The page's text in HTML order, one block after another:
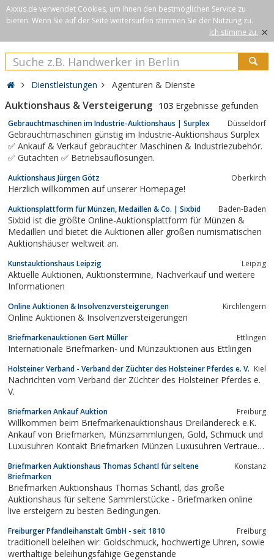
Axxus.de verwendet Cookies, um Ihnen den bestmöglichen Service zu
bieten. Wenn Sie auf der Seite weitersurfen stimmen Sie der Nutzung zu.
Ich stimme zu. ×
Dienstleistungen Agenturen & Dienste
Auktionshaus & Versteigerung 103 Ergebnisse gefunden
Gebrauchtmaschinen im Industrie-Auktionshaus | Surplex Düsseldorf
Gebrauchtmaschinen günstig im Industrie-Auktionshaus Surplex
✅ Ankauf & Verkauf gebrauchter Maschinen & Industriezubehör.
✅ Gutachten ✅ Betriebsauflösungen.
Auktionshaus Jürgen Götz Oberkirch
Herzlich willkommen auf unserer Homepage!
Auktionsplattform für Münzen, Medaillen & Co. | Sixbid Baden-Baden
Sixbid ist die größte Online-Auktionsplattform für Münzen &
Medaillen und bietet die Auktionen aller großen numismatischen
Auktionshäuser weltweit an.
Kunstauktionshaus Leipzig Leipzig
Aktuelle Auktionen, Auktionstermine, Nachverkauf und weitere
Informationen
Online Auktionen & Insolvenzversteigerungen Kirchlengern
Online Auktionen & Insolvenzversteigerungen
Briefmarkenauktionen Gert Müller Ettlingen
Internationale Briefmarken- und Münzauktionen aus Ettlingen
Holsteiner Verband - Verband der Züchter des Holsteiner Pferdes e. V. Kiel
Nachrichten vom Verband der Züchter des Holsteiner Pferdes e.
V.
Briefmarken Ankauf Auktion Freiburg
Willkommen beim Briefmarkenauktionshaus Dreiländereck e.K.
Ankauf von Briefmarken, Münzsammlungen, Gold, Schmuck und
Luxusuhren Kontakt Briefmarken Münzen Luxusuhren Vertrauen
Luxusuhren verkaufen?Sie haben eine Erbschaft gemacht und
wollen diese jetztschätzen oder...
Briefmarken Auktionshaus Thomas Schantl für seltene
Briefmarken
Konstanz
Briefmarken Auktionshaus Thomas Schantl, das große
Auktionshaus für seltene Sammlerstücke - Briefmarken online
live ersteigern zu besten Bedingungen.
Freiburger Pfandleihanstalt GmbH - seit 1810 Freiburg
traditionell beleihen wir: Goldschmuck, hochwertige Uhren, sowie
werthaltige beleihungsfähige Gegenstände